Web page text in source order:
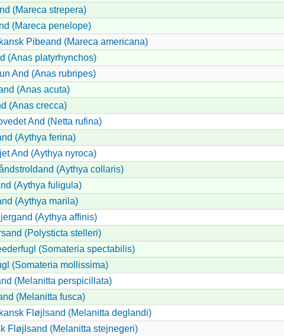
(Mareca strepera)
(Mareca penelope)
Pibeand (Mareca americana)
(Anas platyrhynchos)
And (Anas rubripes)
(Anas acuta)
(Anas crecca)
And (Netta rufina)
(Aythya ferina)
And (Aythya nyroca)
(Aythya collaris)
(Aythya fuligula)
(Aythya marila)
(Aythya affinis)
(Polysticta stelleri)
(Somateria spectabilis)
(Somateria mollissima)
(Melanitta perspicillata)
(Melanitta fusca)
Fløjlsand (Melanitta deglandi)
Fløjlsand (Melanitta stejnegeri)